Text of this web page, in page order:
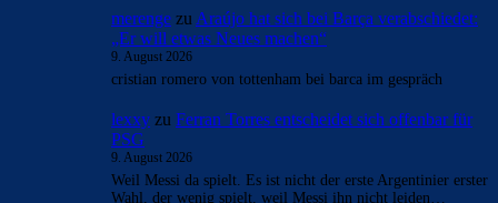
merenge zu Araújo hat sich bei Barça verabschiedet:
„Er will etwas Neues machen“
9. August 2026
cristian romero von tottenham bei barca im gespräch
lexxy zu Ferran Torres entscheidet sich offenbar für
PSG
9. August 2026
Weil Messi da spielt. Es ist nicht der erste Argentinier erster
Wahl, der wenig spielt, weil Messi ihn nicht leiden…